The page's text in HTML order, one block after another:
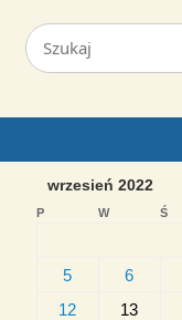
wrzesień 2022
P W Ś
5
6
12
13